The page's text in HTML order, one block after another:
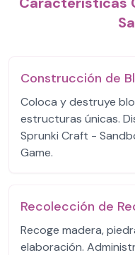
Construcción de
Coloca y destruye
estructuras únicas.
Sprunki Craft -
Game.
Recolección de
Recoge madera,
elaboración.